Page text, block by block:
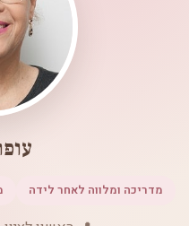
מדריכה ומלווה לאחר לידה